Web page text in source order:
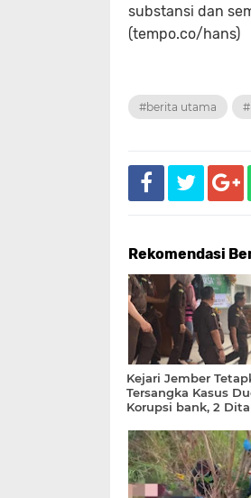
substansi dan
(tempo.co/hans)
#berita utama
Rekomendasi
Kejari Jember
Tersangka Kasus
Korupsi bank, 2